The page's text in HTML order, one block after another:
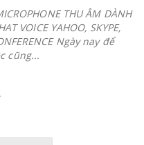
THU ÂM DÀNH
VOICE YAHOO, SKYPE,
Ngày nay để
cũng...